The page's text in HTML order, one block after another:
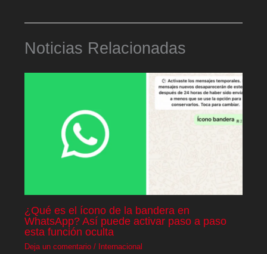
Noticias Relacionadas
¿Qué es el ícono de la bandera en
WhatsApp? Así puede activar paso a paso
esta función oculta
Deja un comentario / Internacional